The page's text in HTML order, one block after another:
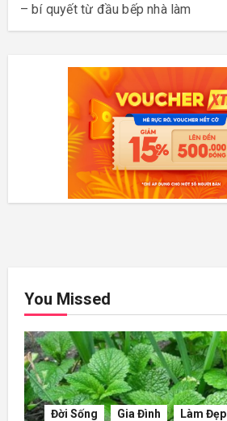
– bí quyết từ đầu bếp nhà làm
You Missed
Đời Sống Gia Đình Làm Đẹp